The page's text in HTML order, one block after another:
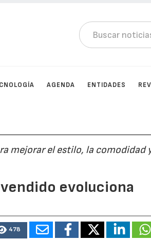
AGENDA ENTIDADES
mejorar el estilo, la comodidad
evoluciona
478